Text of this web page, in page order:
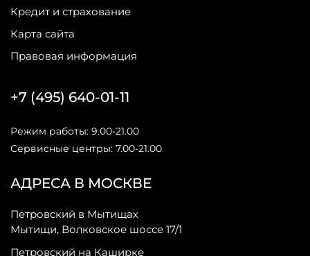
Кредит и страхование
Карта сайта
Правовая информация
АДРЕСА В МОСКВЕ
Петровский в Мытищах
Мытищи, Волковское шоссе 17/1
Петровский на Каширке
+7 (495) 640-01-11
Режим работы: 9.00-21.00
Сервисные центры: 7.00-21.00